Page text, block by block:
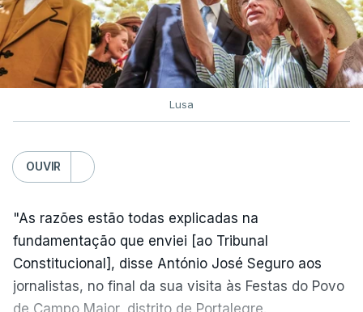
Lusa
OUVIR
"As razões estão todas explicadas na
fundamentação que enviei [ao Tribunal
Constitucional], disse António José Seguro aos
jornalistas, no final da sua visita às Festas do Povo
de Campo Maior, distrito de Portalegre.